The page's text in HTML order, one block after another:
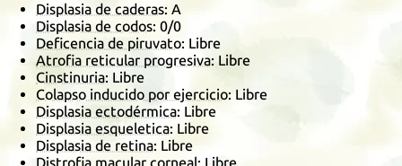
Displasia de caderas: A
Displasia de codos: 0/0
Deficencia de piruvato: Libre
Atrofia reticular progresiva: Libre
Cinstinuria: Libre
Colapso inducido por ejercicio: Libre
Displasia ectodérmica: Libre
Displasia esqueletica: Libre
Displasia de retina: Libre